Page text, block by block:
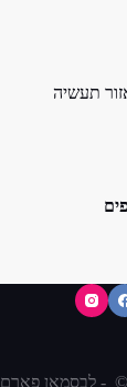
תעשיה
- לבסמאן פארם 2026